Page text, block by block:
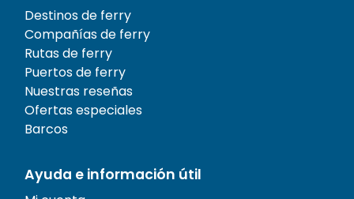
Destinos de ferry
Compañías de ferry
Rutas de ferry
Puertos de ferry
Nuestras reseñas
Ofertas especiales
Barcos
Ayuda e información útil